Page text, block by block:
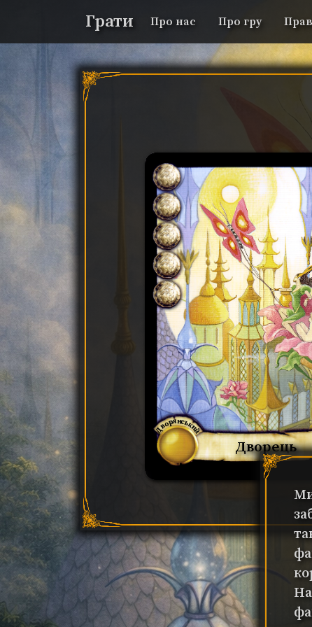
Грати Про нас Про гру
Дворець
Дворянський